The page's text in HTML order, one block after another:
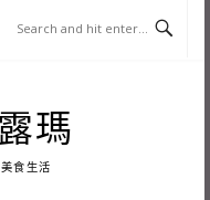
瑪
食生活